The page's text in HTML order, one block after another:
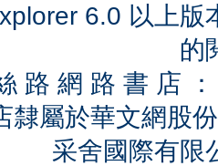
6.0 以上
的
路 網 路 書 店
隸屬於華文網股
采舍國際有